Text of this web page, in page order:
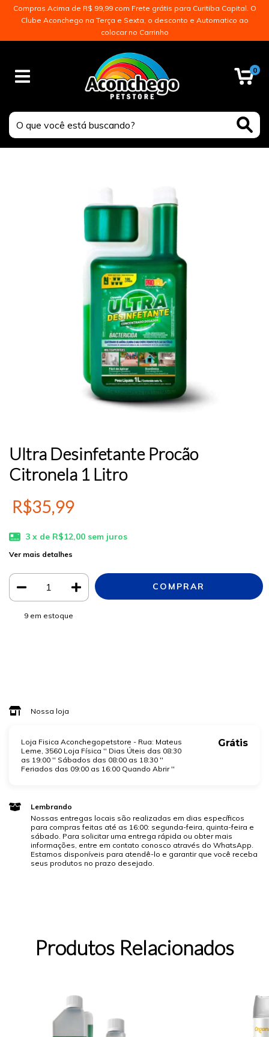
Compras Acima de R$ 99,99 com Frete grátis para Curitiba Capital. O
Clube Aconchego na Terça e Sexta, o desconto e Automatico ao
colocar no Carrinho
0
Ultra Desinfetante Procão
Citronela 1 Litro
R$35,99
3 x de R$12,00 sem juros
Ver mais detalhes
9 em estoque
Nossa loja
Loja Fisica Aconchegopetstore - Rua: Mateus
Leme, 3560 Loja Física '' Dias Úteis das 08:30
as 19:00 '' Sábados das 08:00 as 18:30 ''
Feriados das 09:00 as 16:00 Quando Abrir ''
Grátis
Lembrando
Nossas entregas locais são realizadas em dias específicos
para compras feitas até as 16:00: segunda-feira, quinta-feira e
sábado. Para solicitar uma entrega rápida ou obter mais
informações, entre em contato conosco através do WhatsApp.
Estamos disponíveis para atendê-lo e garantir que você receba
seus produtos no prazo desejado.
Produtos Relacionados